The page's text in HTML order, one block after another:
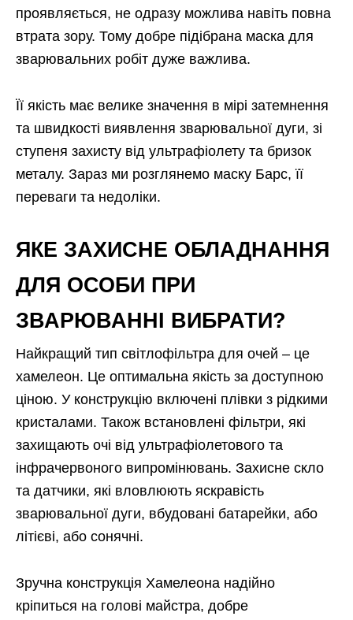
проявляється, не одразу можлива навіть повна
втрата зору. Тому добре підібрана маска для
зварювальних робіт дуже важлива.
Її якість має велике значення в мірі затемнення
та швидкості виявлення зварювальної дуги, зі
ступеня захисту від ультрафіолету та бризок
металу. Зараз ми розглянемо маску Барс, її
переваги та недоліки.
ЯКЕ ЗАХИСНЕ ОБЛАДНАННЯ
ДЛЯ ОСОБИ ПРИ
ЗВАРЮВАННІ ВИБРАТИ?
Найкращий тип світлофільтра для очей – це
хамелеон. Це оптимальна якість за доступною
ціною. У конструкцію включені плівки з рідкими
кристалами. Також встановлені фільтри, які
захищають очі від ультрафіолетового та
інфрачервоного випромінювань. Захисне скло
та датчики, які вловлюють яскравість
зварювальної дуги, вбудовані батарейки, або
літієві, або сонячні.
Зручна конструкція Хамелеона надійно
кріпиться на голові майстра, добре